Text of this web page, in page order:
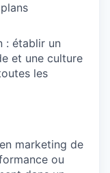
: établir un
et une culture
les
marketing de
ou